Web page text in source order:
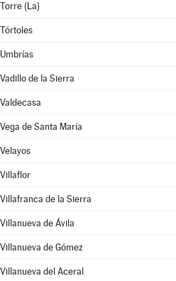
Torre (La)
Tórtoles
Umbrías
Vadillo de la Sierra
Valdecasa
Vega de Santa María
Velayos
Villaflor
Villafranca de la Sierra
Villanueva de Ávila
Villanueva de Gómez
Villanueva del Aceral